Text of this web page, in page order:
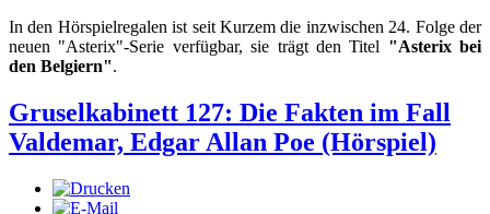
In den Hörspielregalen ist seit Kurzem die inzwischen 24. Folge der
neuen "Asterix"-Serie verfügbar, sie trägt den Titel "Asterix bei
den Belgiern".
Gruselkabinett 127: Die Fakten im Fall
Valdemar, Edgar Allan Poe (Hörspiel)